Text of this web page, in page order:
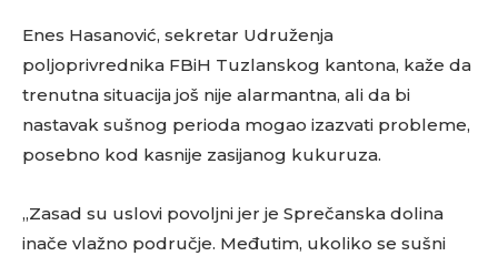
Enes Hasanović, sekretar Udruženja
poljoprivrednika FBiH Tuzlanskog kantona, kaže da
trenutna situacija još nije alarmantna, ali da bi
nastavak sušnog perioda mogao izazvati probleme,
posebno kod kasnije zasijanog kukuruza.
„Zasad su uslovi povoljni jer je Sprečanska dolina
inače vlažno područje. Međutim, ukoliko se sušni